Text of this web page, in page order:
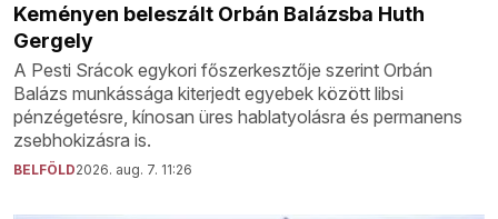
Keményen beleszált Orbán Balázsba Huth
Gergely
A Pesti Srácok egykori főszerkesztője szerint Orbán
Balázs munkássága kiterjedt egyebek között libsi
pénzégetésre, kínosan üres hablatyolásra és permanens
zsebhokizásra is.
BELFÖLD2026. aug. 7. 11:26